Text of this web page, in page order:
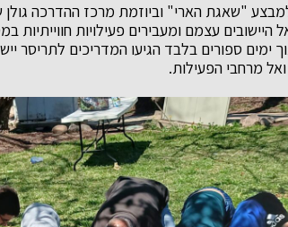
"שאגת הארי" וביוזמת מרכז ההדרכה גולן
היישובים עצמם ומעבירים פעילויות חווייתיות
ימים ספורים בלבד הגיעו המדריכים לתריסר
מרחבי הפעילות.